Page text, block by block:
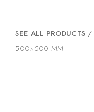
SEE ALL PRODUCTS /
500×500 MM